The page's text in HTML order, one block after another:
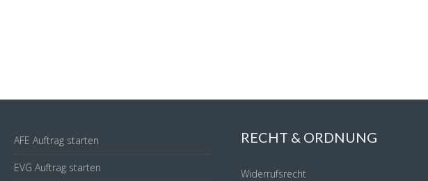
AFE Auftrag starten
EVG Auftrag starten
RECHT & ORDNUNG
Widerrufsrecht